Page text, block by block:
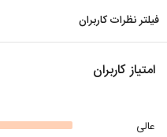
فیلتر نظرات کاربران
امتیاز کاربران
عالی